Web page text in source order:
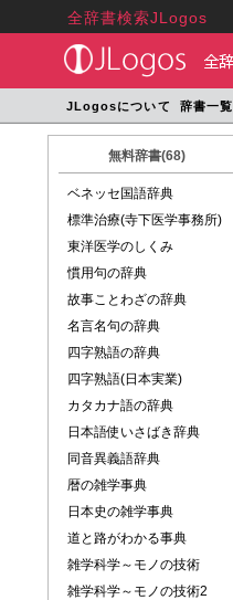
全辞書検索JLogos
JLogosについて 辞書一覧
無料辞書(68)
ベネッセ国語辞典
標準治療(寺下医学事務所)
東洋医学のしくみ
慣用句の辞典
故事ことわざの辞典
名言名句の辞典
四字熟語の辞典
四字熟語(日本実業)
カタカナ語の辞典
日本語使いさばき辞典
同音異義語辞典
暦の雑学事典
日本史の雑学事典
道と路がわかる事典
雑学科学～モノの技術
雑学科学～モノの技術2